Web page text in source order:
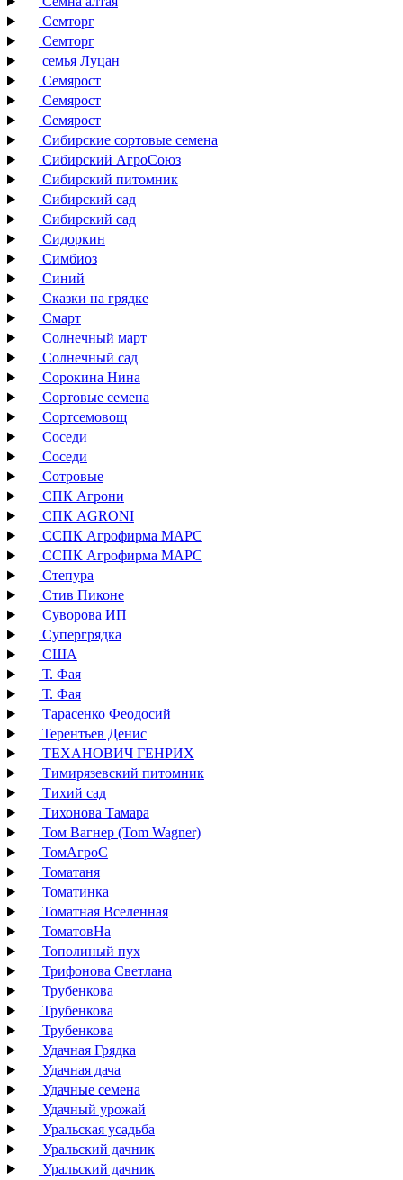
Семторг
Семторг
семья Луцан
Семярост
Семярост
Семярост
Сибирские сортовые семена
Сибирский АгроСоюз
Сибирский питомник
Сибирский сад
Сибирский сад
Сидоркин
Симбиоз
Синий
Сказки на грядке
Смарт
Солнечный март
Солнечный сад
Сорокина Нина
Сортовые семена
Сортсемовощ
Соседи
Соседи
Сотровые
СПК Агрони
СПК AGRONI
ССПК Агрофирма МАРС
ССПК Агрофирма МАРС
Степура
Стив Пиконе
Суворова ИП
Супергрядка
США
Т. Фая
Т. Фая
Тарасенко Феодосий
Терентьев Денис
ТЕХАНОВИЧ ГЕНРИХ
Тимирязевский питомник
Тихий сад
Тихонова Тамара
Том Вагнер (Tom Wagner)
ТомАгроС
Томатаня
Томатинка
Томатная Вселенная
ТоматовНа
Тополиный пух
Трифонова Светлана
Трубенкова
Трубенкова
Трубенкова
Удачная Грядка
Удачная дача
Удачные семена
Удачный урожай
Уральская усадьба
Уральский дачник
Уральский дачник